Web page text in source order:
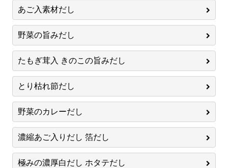
あご入素材だし
野菜の旨みだし
たもぎ茸入 きのこの旨みだし
とり枯れ節だし
野菜のカレーだし
濃縮あご入りだし 箔だし
極みの濃厚白だし ホタテだし